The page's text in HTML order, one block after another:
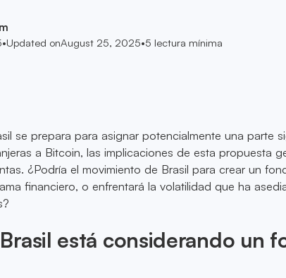
•Updated onAugust 25, 2025•5 lectura mínima
se prepara para asignar potencialmente una parte
a Bitcoin, las implicaciones de esta propuesta
¿Podría el movimiento de Brasil para crear un
financiero, o enfrentará la volatilidad que ha
está considerando un